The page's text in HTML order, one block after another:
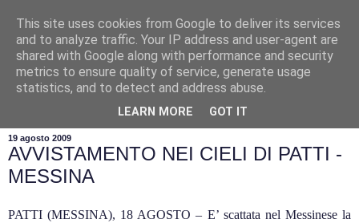
19 agosto 2009
AVVISTAMENTO NEI CIELI DI PATTI -
MESSINA
PATTI (MESSINA), 18 AGOSTO – E’ scattata nel Messinese la
This site uses cookies from Google to deliver its services
and to analyze traffic. Your IP address and user-agent are
shared with Google along with performance and security
metrics to ensure quality of service, generate usage
statistics, and to detect and address abuse.
LEARN MORE GOT IT